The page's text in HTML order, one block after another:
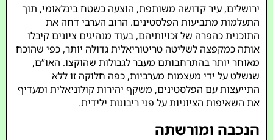
ירושלים, עיר קדושה משותפת, הוצעה כשטח בינלאומי, תוך
התעלמות מתביעות הפלסטינים. הרוב הערבי דחה את
התוכנית כהפרה של זכויותיהם, בעוד מנהיגים ציונים קיבלו
אותה כמקפצה לשליטה טריטוריאלית גדולה יותר, כפי שהוכח
מאוחר יותר בהתרחבותם מעבר לגבולות שהוקצו. האו”ם,
שנשלט על ידי מעצמות מערביות, כפה חלוקה זו ללא
התייעצות עם הפלסטינים, משקף יהירות קולוניאלית ומעדיף
את השאיפות הציוניות על פני ריבונות ילידית.
הנכבה ומורשתה